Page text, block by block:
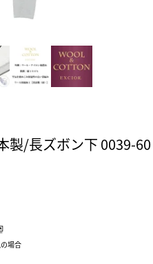
製/長ズボン下 0039-60
場合